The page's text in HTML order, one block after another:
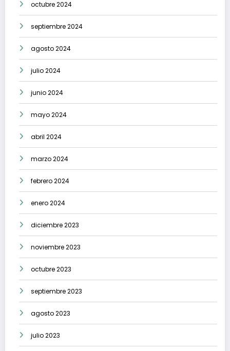
octubre 2024
septiembre 2024
agosto 2024
julio 2024
junio 2024
mayo 2024
abril 2024
marzo 2024
febrero 2024
enero 2024
diciembre 2023
noviembre 2023
octubre 2023
septiembre 2023
agosto 2023
julio 2023